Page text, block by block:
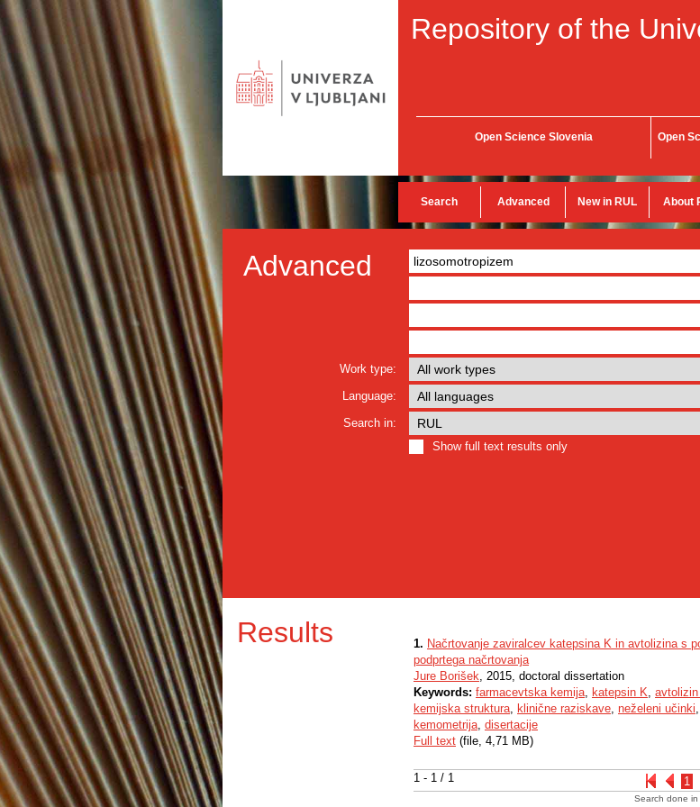
Repository of the
Open Science Slovenia Open
Search Advanced New in RUL About
Advanced
Work type:
Language:
Search in:
Show full text results only
Results
1 - 1 / 1 1
1. Načrtovanje zaviralcev katepsina K in avtolizina s
podprtega načrtovanja
Jure Borišek, 2015, doctoral dissertation
Keywords: farmacevtska kemija, katepsin K, avtolizin
kemijska struktura, klinične raziskave, neželeni učinki,
kemometrija, disertacije
Full text (file, 4,71 MB)
Search done in